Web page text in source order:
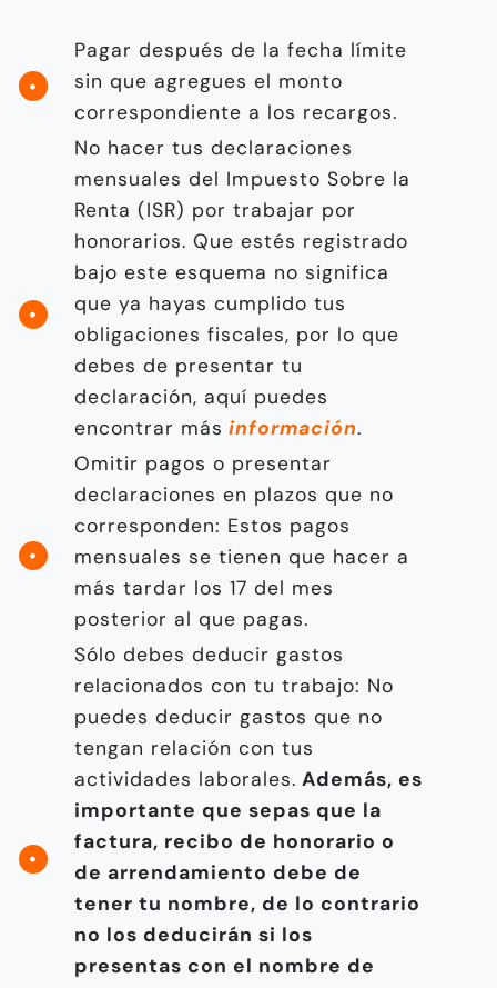
Pagar después de la fecha límite
sin que agregues el monto
correspondiente a los recargos.
No hacer tus declaraciones
mensuales del Impuesto Sobre la
Renta (ISR) por trabajar por
honorarios. Que estés registrado
bajo este esquema no significa
que ya hayas cumplido tus
obligaciones fiscales, por lo que
debes de presentar tu
declaración, aquí puedes
encontrar más información.
Omitir pagos o presentar
declaraciones en plazos que no
corresponden: Estos pagos
mensuales se tienen que hacer a
más tardar los 17 del mes
posterior al que pagas.
Sólo debes deducir gastos
relacionados con tu trabajo: No
puedes deducir gastos que no
tengan relación con tus
actividades laborales. Además, es
importante que sepas que la
factura, recibo de honorario o
de arrendamiento debe de
tener tu nombre, de lo contrario
no los deducirán si los
presentas con el nombre de